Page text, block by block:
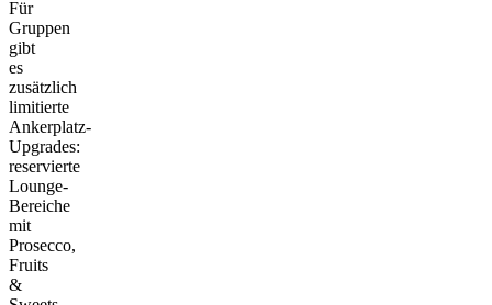
Für
Gruppen
gibt
es
zusätzlich
limitierte
Ankerplatz-
Upgrades:
reservierte
Lounge-
Bereiche
mit
Prosecco,
Fruits
&